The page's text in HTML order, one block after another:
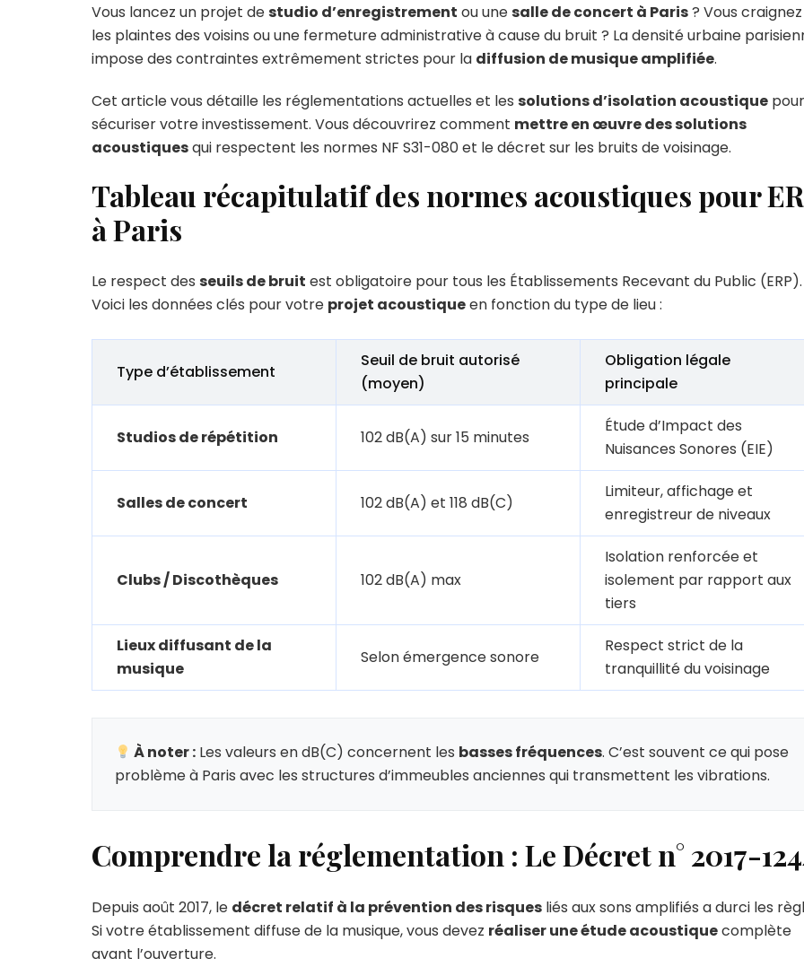
Vous lancez un projet destudio d’enregistrement ou unesalle de concert à Paris? Vous craignez
les plaintes des voisins ou une fermeture administrative à cause du bruit ? La densité urbaine
impose des contraintes extrêmement strictes pour la diffusion de musique amplifiée.
Cet article vous détaille les réglementations actuelles et les solutions d’isolation acoustique pour
sécuriser votre investissement. Vous découvrirez comment mettre en œuvre des solutions
acoustiquesqui respectent les normes NF S31-080 et le décret sur les bruits de voisinage.
Tableau récapitulatif des normes acoustiques pour
à Paris
Le respect des seuils de bruit est obligatoire pour tous les Établissements Recevant du Public (ERP).
Voici les données clés pour votre projet acoustiqueen fonction du type de lieu :
Type d’établissement
Seuil de bruit autorisé
(moyen)
Obligation légale
principale
Studios de répétition 102 dB(A) sur 15 minutes
Étude d’Impact des
Nuisances Sonores (EIE)
Salles de concert 102 dB(A) et 118 dB(C)
Limiteur, affichage et
enregistreur de niveaux
Clubs / Discothèques 102 dB(A) max
Isolation renforcée et
isolement par rapport aux
tiers
Lieux diffusant de la
musique
Selon émergence sonore
Respect strict de la
tranquillité du voisinage
À noter : Les valeurs en dB(C) concernent les basses fréquences. C’est souvent ce qui pose
problème à Paris avec les structures d’immeubles anciennes qui transmettent les vibrations.
Comprendre la réglementation : Le Décret n° 2017-
Depuis août 2017, le décret relatif à la prévention des risques liés aux sons amplifiés a durci les
Si votre établissement diffuse de la musique, vous devez réaliser une étude acoustiquecomplète
avant l’ouverture.